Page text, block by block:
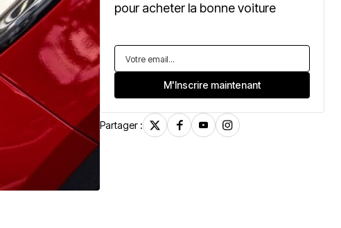
pour acheter la bonne voiture
Partager :